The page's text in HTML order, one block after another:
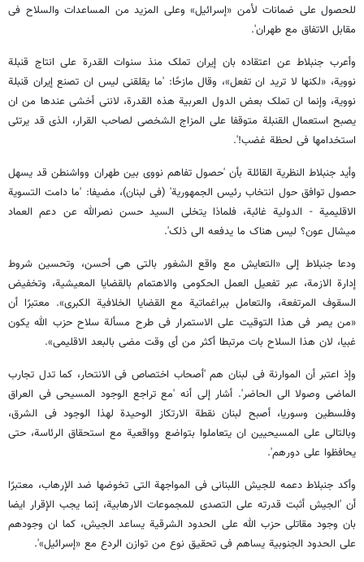
للحصول علی ضمانات لأمن «إسرائیل» وعلی المزید من المساعدات والسلاح فی
مقابل الاتفاق مع طهران'.
وأعرب جنبلاط عن اعتقاده بان إیران تملک منذ سنوات القدرة علی انتاج قنبلة
نوویة، «لکنها لا ترید ان تفعل»، وقال مازحًا: 'ما یقلقنی لیس ان تصنع إیران قنبلة
نوویة، وإنما ان تملک بعض الدول العربیة هذه القدرة، لاننی أخشی عندها من ان
یصبح استعمال القنبلة متوقفا علی المزاج الشخصی لصاحب القرار، الذی قد یرتئی
استخدامها فی لحظة غضب!'.
وأید جنبلاط النظریة القائلة بأن 'حصول تفاهم نووی بین طهران وواشنطن قد یسهل
حصول توافق حول انتخاب رئیس الجمهوریة' (فی لبنان)، مضیفا: 'ما دامت التسویة
الاقلیمیة - الدولیة غائبة، فلماذا یتخلی السید حسن نصرالله عن دعم العماد
میشال عون؟ لیس هناک ما یدفعه الی ذلک'.
ودعا جنبلاط إلی «التعایش مع واقع الشغور بالتی هی أحسن، وتحسین شروط
إدارة الازمة، عبر تفعیل العمل الحکومی والاهتمام بالقضایا المعیشیة، وتخفیض
السقوف المرتفعة، والتعامل ببراغماتیة مع القضایا الخلافیة الکبری». معتبرًا أن
«من یصر فی هذا التوقیت علی الاستمرار فی طرح مسألة سلاح حزب الله یکون
غبیا، لان هذا السلاح بات مرتبطا أکثر من أی وقت مضی بالبعد الاقلیمی».
وإذ اعتبر أن الموارنة فی لبنان هم 'أصحاب اختصاص فی الانتحار، کما تدل تجارب
الماضی وصولا الی الحاضر'. أشار إلی أنه 'مع تراجع الوجود المسیحی فی العراق
وفلسطین وسوریا، أصبح لبنان نقطة الارتکاز الوحیدة لهذا الوجود فی الشرق،
وبالتالی علی المسیحیین ان یتعاملوا بتواضع وواقعیة مع استحقاق الرئاسة، حتی
یحافظوا علی دورهم'.
وأکد جنبلاط دعمه للجیش اللبنانی فی المواجهة التی تخوضها ضد الإرهاب، معتبرًا
أن 'الجیش أثبت قدرته علی التصدی للمجموعات الارهابیة، إنما یجب الإقرار ایضا
بان وجود مقاتلی حزب الله علی الحدود الشرقیة یساعد الجیش، کما ان وجودهم
علی الحدود الجنوبیة یساهم فی تحقیق نوع من توازن الردع مع «إسرائیل»'.